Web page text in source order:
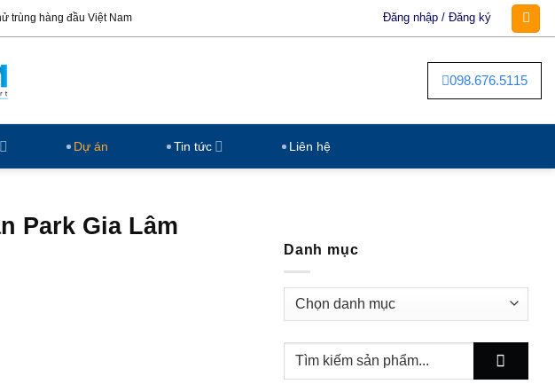
trùng hàng đầu Việt Nam Đăng nhập / Đăng ký
098.676.5115
Dự án Tin tức Liên hệ
Park Gia Lâm
Danh mục
Danh